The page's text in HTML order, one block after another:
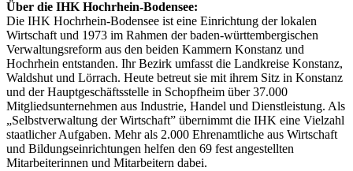
Über die IHK Hochrhein-Bodensee:
Die IHK Hochrhein-Bodensee ist eine Einrichtung der lokalen
Wirtschaft und 1973 im Rahmen der baden-württembergischen
Verwaltungsreform aus den beiden Kammern Konstanz und
Hochrhein entstanden. Ihr Bezirk umfasst die Landkreise Konstanz,
Waldshut und Lörrach. Heute betreut sie mit ihrem Sitz in Konstanz
und der Hauptgeschäftsstelle in Schopfheim über 37.000
Mitgliedsunternehmen aus Industrie, Handel und Dienstleistung. Als
„Selbstverwaltung der Wirtschaft” übernimmt die IHK eine Vielzahl
staatlicher Aufgaben. Mehr als 2.000 Ehrenamtliche aus Wirtschaft
und Bildungseinrichtungen helfen den 69 fest angestellten
Mitarbeiterinnen und Mitarbeitern dabei.